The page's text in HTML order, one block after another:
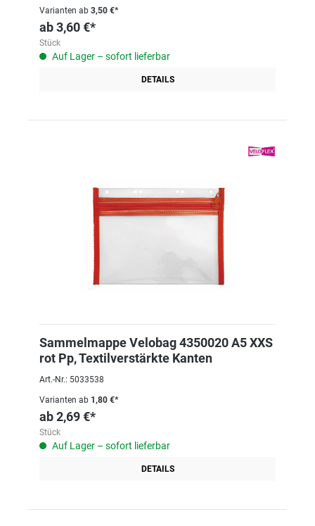
Varianten ab 3,50 €*
ab3,60 €*
Stück
Auf Lager – sofort lieferbar
DETAILS
Sammelmappe Velobag 4350020 A5 XXS
rot Pp, Textilverstärkte Kanten
Art.-Nr.: 5033538
Varianten ab 1,80 €*
ab2,69 €*
Stück
Auf Lager – sofort lieferbar
DETAILS